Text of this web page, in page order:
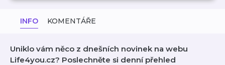
INFO KOMENTÁŘE
Uniklo vám něco z dnešních novinek na webu
Life4you.cz? Poslechněte si denní přehled